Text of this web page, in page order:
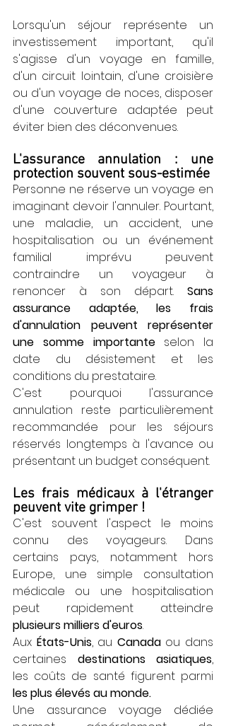
Lorsqu'un séjour représente un
investissement important, qu'il
s'agisse d'un voyage en famille,
d'un circuit lointain, d'une croisière
ou d'un voyage de noces, disposer
d'une couverture adaptée peut
éviter bien des déconvenues.
L'assurance annulation : une
protection souvent sous-estimée
Personne ne réserve un voyage en
imaginant devoir l'annuler. Pourtant,
une maladie, un accident, une
hospitalisation ou un événement
familial imprévu peuvent
contraindre un voyageur à
renoncer à son départ. Sans
assurance adaptée, les frais
d'annulation peuvent représenter
une somme importante selon la
date du désistement et les
conditions du prestataire.
C'est pourquoi l'assurance
annulation reste particulièrement
recommandée pour les séjours
réservés longtemps à l'avance ou
présentant un budget conséquent.
Les frais médicaux à l'étranger
peuvent vite grimper !
C'est souvent l'aspect le moins
connu des voyageurs. Dans
certains pays, notamment hors
Europe, une simple consultation
médicale ou une hospitalisation
plusieurs milliers d'euros.
Aux États-Unis, au Canada ou dans
certaines destinations asiatiques,
les coûts de santé figurent parmi
les plus élevés au monde.
Une assurance voyage dédiée